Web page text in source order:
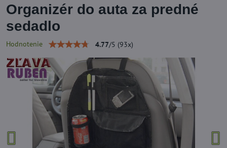
Organizér do auta za predné
sedadlo
Hodnotenie 4.77/5 (93x)